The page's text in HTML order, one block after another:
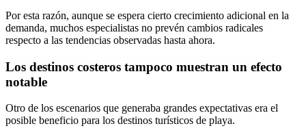
Por esta razón, aunque se espera cierto crecimiento adicional en la
demanda, muchos especialistas no prevén cambios radicales
respecto a las tendencias observadas hasta ahora.
Los destinos costeros tampoco muestran un efecto
notable
Otro de los escenarios que generaba grandes expectativas era el
posible beneficio para los destinos turísticos de playa.